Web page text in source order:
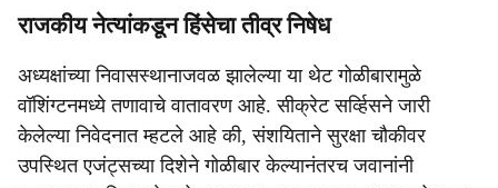
राजकीय नेत्यांकडून हिंसेचा तीव्र निषेध
अध्यक्षांच्या निवासस्थानाजवळ झालेल्या या थेट गोळीबारामुळे
वॉशिंग्टनमध्ये तणावाचे वातावरण आहे. सीक्रेट सर्व्हिसने जारी
केलेल्या निवेदनात म्हटले आहे की, संशयिताने सुरक्षा चौकीवर
उपस्थित एजंट्सच्या दिशेने गोळीबार केल्यानंतरच जवानांनी